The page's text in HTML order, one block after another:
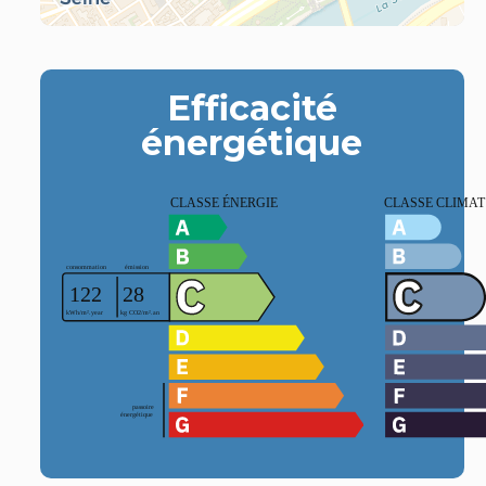
Efficacité
énergétique